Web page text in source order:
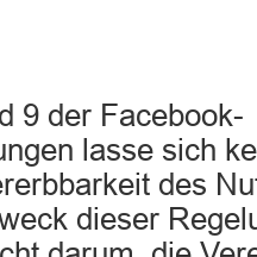
9 der Facebook-
lasse sich
des
dieser